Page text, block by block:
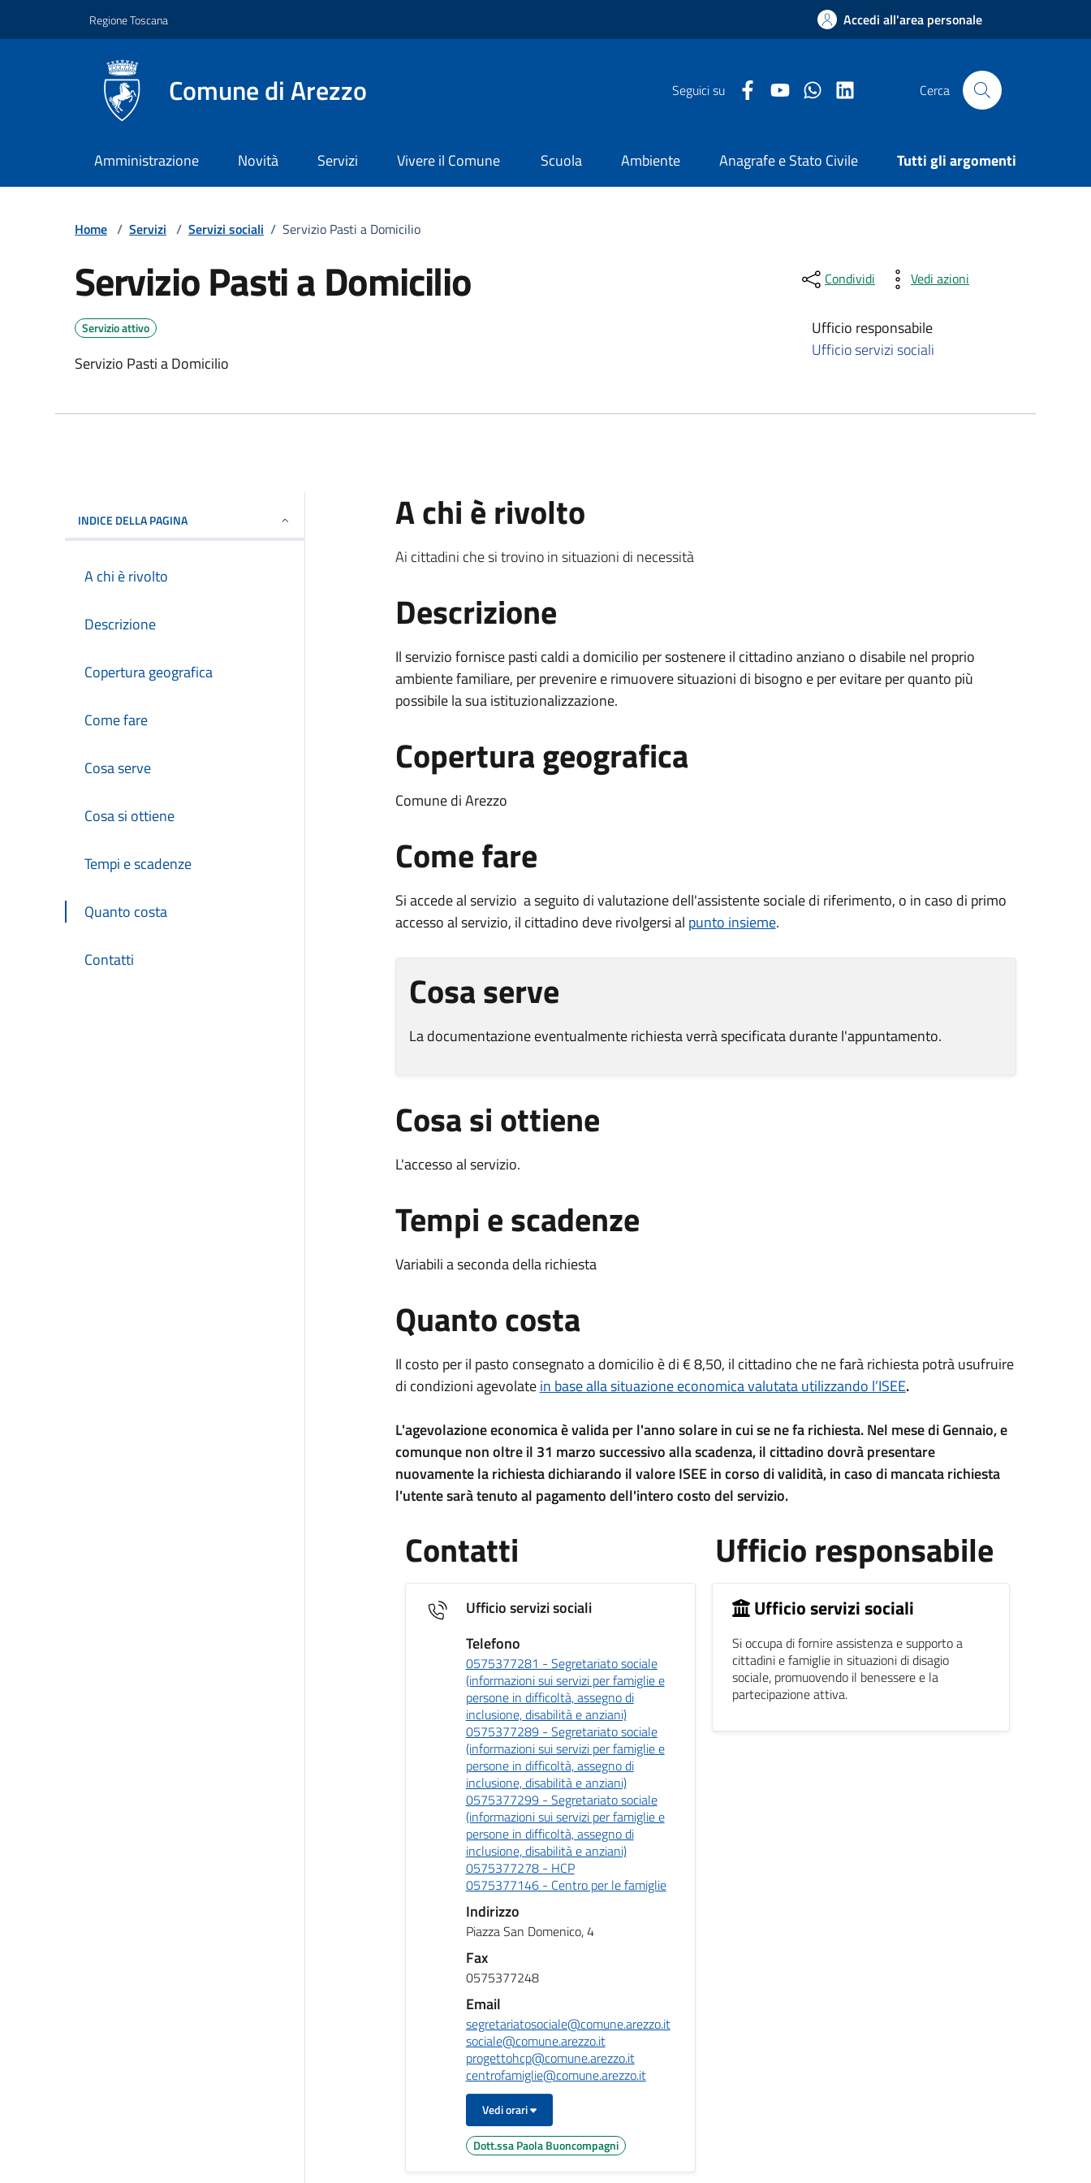
Regione Toscana Accedi all'area personale
Comune di Arezzo Seguici su Facebook Comune di Arezzo
Youtube Comune di Arezzo
Twitter Comune di Arezzo
LinkedIn Comune di Arezzo
Cerca
Amministrazione Novità Servizi Vivere il Comune Scuola Ambiente Anagrafe e Stato Civile Tutti gli argomenti
Home / Servizi / Servizi sociali / Servizio Pasti a Domicilio
Servizio Pasti a Domicilio
Servizio attivo
Servizio Pasti a Domicilio
Condividi Vedi azioni
Ufficio responsabile
Ufficio servizi sociali
INDICE DELLA PAGINA
A chi è rivolto
Descrizione
Copertura geografica
Come fare
Cosa serve
Cosa si ottiene
Tempi e scadenze
Quanto costa
Contatti
A chi è rivolto
Ai cittadini che si trovino in situazioni di necessità
Descrizione
Il servizio fornisce pasti caldi a domicilio per sostenere il cittadino anziano o disabile nel proprio
ambiente familiare, per prevenire e rimuovere situazioni di bisogno e per evitare per quanto più
possibile la sua istituzionalizzazione.
Copertura geografica
Comune di Arezzo
Come fare
Si accede al servizio a seguito di valutazione dell'assistente sociale di riferimento, o in caso di primo
accesso al servizio, il cittadino deve rivolgersi al punto insieme.
Cosa serve
La documentazione eventualmente richiesta verrà specificata durante l'appuntamento.
Cosa si ottiene
L'accesso al servizio.
Tempi e scadenze
Variabili a seconda della richiesta
Quanto costa
Il costo per il pasto consegnato a domicilio è di € 8,50, il cittadino che ne farà richiesta potrà usufruire
di condizioni agevolatein base alla situazione economica valutata utilizzando l’ISEE.
L'agevolazione economica è valida per l'anno solare in cui se ne fa richiesta. Nel mese di Gennaio, e
comunque non oltre il 31 marzo successivo alla scadenza, il cittadino dovrà presentare
nuovamente la richiesta dichiarando il valore ISEE in corso di validità, in caso di mancata richiesta
l'utente sarà tenuto al pagamento dell'intero costo del servizio.
Contatti
Ufficio servizi sociali
Telefono
0575377281 - Segretariato sociale
(informazioni sui servizi per famiglie e
persone in difficoltà, assegno di
inclusione, disabilità e anziani)
0575377289 - Segretariato sociale
(informazioni sui servizi per famiglie e
persone in difficoltà, assegno di
inclusione, disabilità e anziani)
0575377299 - Segretariato sociale
(informazioni sui servizi per famiglie e
persone in difficoltà, assegno di
inclusione, disabilità e anziani)
0575377278 - HCP
0575377146 - Centro per le famiglie
Indirizzo
Piazza San Domenico, 4
Fax
0575377248
Email
segretariatosociale@comune.arezzo.it
sociale@comune.arezzo.it
progettohcp@comune.arezzo.it
centrofamiglie@comune.arezzo.it
Vedi orari
Dott.ssa Paola Buoncompagni
Ufficio responsabile
Ufficio servizi sociali
Si occupa di fornire assistenza e supporto a
cittadini e famiglie in situazioni di disagio
sociale, promuovendo il benessere e la
partecipazione attiva.